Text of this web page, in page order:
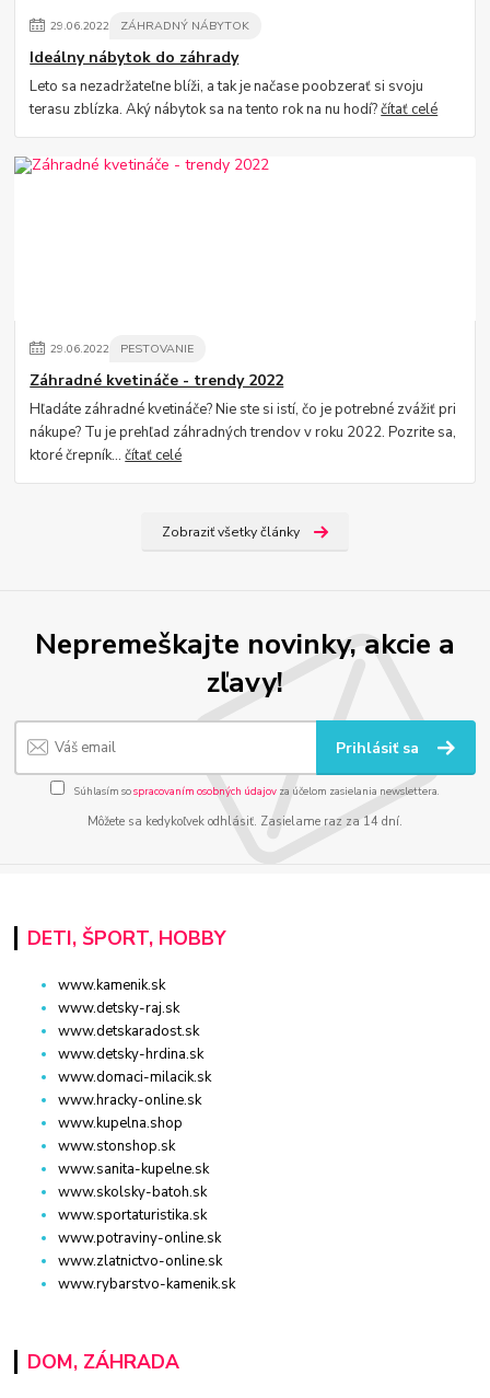
29.06.2022 ZÁHRADNÝ NÁBYTOK
Ideálny nábytok do záhrady
Leto sa nezadržateľne blíži, a tak je načase poobzerať si svoju
terasu zblízka. Aký nábytok sa na tento rok na nu hodí?čítať celé
29.06.2022 PESTOVANIE
Záhradné kvetináče - trendy 2022
Hľadáte záhradné kvetináče? Nie ste si istí, čo je potrebné zvážiť pri
nákupe? Tu je prehľad záhradných trendov v roku 2022. Pozrite sa,
ktoré črepník...čítať celé
Zobraziť všetky články
Nepremeškajte novinky, akcie a
zľavy!
Prihlásiť sa
Súhlasím sospracovaním osobných údajov za účelom zasielania newslettera.
Môžete sa kedykoľvek odhlásiť. Zasielame raz za 14 dní.
DETI, ŠPORT, HOBBY
www.kamenik.sk
www.detsky-raj.sk
www.detskaradost.sk
www.detsky-hrdina.sk
www.domaci-milacik.sk
www.hracky-online.sk
www.kupelna.shop
www.stonshop.sk
www.sanita-kupelne.sk
www.skolsky-batoh.sk
www.sportaturistika.sk
www.potraviny-online.sk
www.zlatnictvo-online.sk
www.rybarstvo-kamenik.sk
DOM, ZÁHRADA